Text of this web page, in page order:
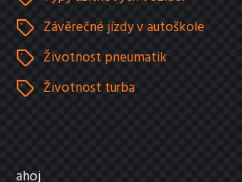
Závěrečné jízdy v autoškole
Životnost pneumatik
Životnost turba
ahoj